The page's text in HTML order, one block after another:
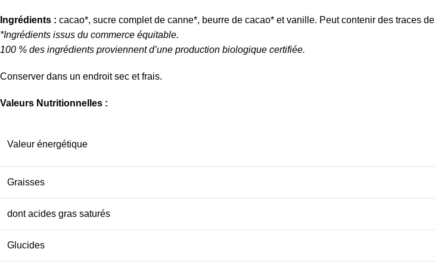
Ingrédients : cacao*, sucre complet de canne*, beurre de cacao* et vanille. Peut contenir des traces de
*Ingrédients issus du commerce équitable.
100 % des ingrédients proviennent d’une production biologique certifiée.
Conserver dans un endroit sec et frais.
Valeurs Nutritionnelles :
Valeur énergétique
Graisses
dont acides gras saturés
Glucides